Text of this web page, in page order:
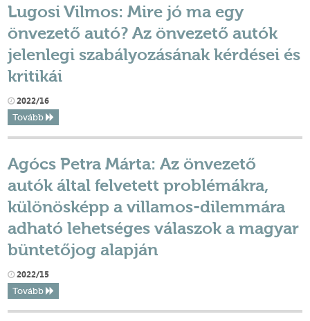
Lugosi Vilmos: Mire jó ma egy
önvezető autó? Az önvezető autók
jelenlegi szabályozásának kérdései és
kritikái
2022/16
Tovább
Agócs Petra Márta: Az önvezető
autók által felvetett problémákra,
különösképp a villamos-dilemmára
adható lehetséges válaszok a magyar
büntetőjog alapján
2022/15
Tovább